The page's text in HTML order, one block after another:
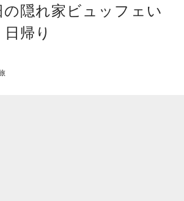
の隠れ家ビュッフェい
帰り